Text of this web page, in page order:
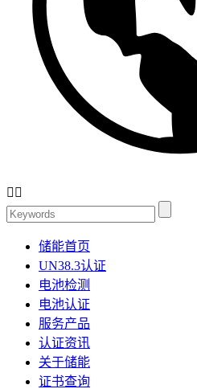
 
储能首页
UN38.3认证
电池检测
电池认证
服务产品
认证资讯
关于储能
证书查询